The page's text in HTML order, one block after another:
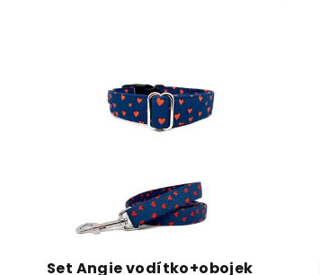
Set Angie vodítko+obojek